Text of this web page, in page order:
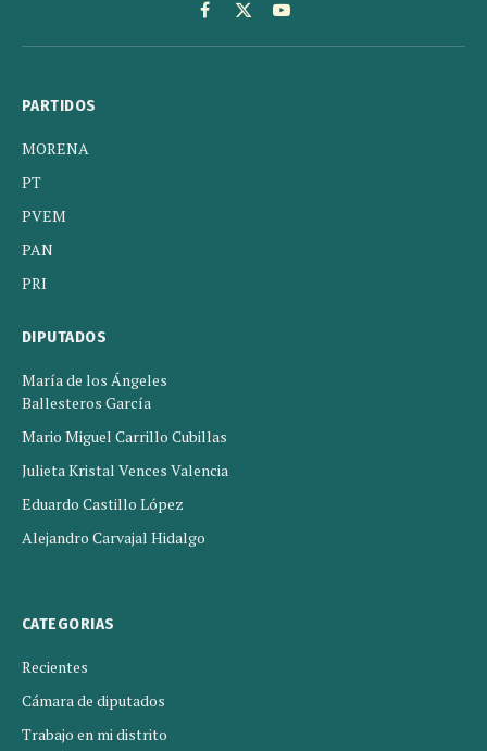
Facebook
X
(Twitter)
YouTube
PARTIDOS
MORENA
PT
PVEM
PAN
PRI
DIPUTADOS
María de los Ángeles
Ballesteros García
Mario Miguel Carrillo Cubillas
Julieta Kristal Vences Valencia
Eduardo Castillo López
Alejandro Carvajal Hidalgo
CATEGORIAS
Recientes
Cámara de diputados
Trabajo en mi distrito